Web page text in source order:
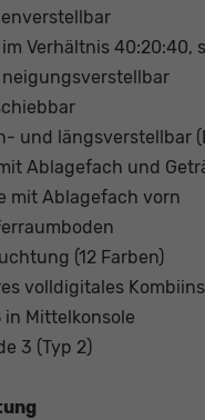
Verhältnis 40:20:40,
und längsverstellbar
Ablagefach und
mit Ablagefach vorn
(12 Farben)
volldigitales
in Mittelkonsole
3 (Typ 2)